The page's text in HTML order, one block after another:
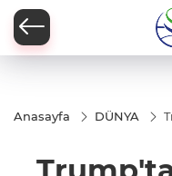
Anasayfa DÜNYA